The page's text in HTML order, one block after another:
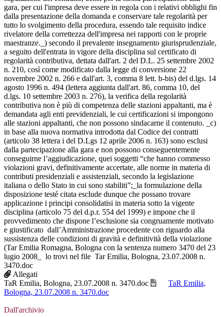
gara, per cui l'impresa deve essere in regola con i relativi obblighi fin
dalla presentazione della domanda e conservare tale regolarità per
tutto lo svolgimento della procedura, essendo tale requisito indice
rivelatore della correttezza dell'impresa nei rapporti con le proprie
maestranze._) secondo il prevalente insegnamento giurisprudenziale,
a seguito dell'entrata in vigore della disciplina sul certificato di
regolarità contributiva, dettata dall'art. 2 del D.L. 25 settembre 2002
n. 210, così come modificato dalla legge di conversione 22
novembre 2002 n. 266 e dall'art. 3, comma 8 lett. b-bis) del d.lgs. 14
agosto 1996 n. 494 (lettera aggiunta dall'art. 86, comma 10, del
d.lgs. 10 settembre 2003 n. 276), la verifica della regolarità
contributiva non è più di competenza delle stazioni appaltanti, ma è
demandata agli enti previdenziali, le cui certificazioni si impongono
alle stazioni appaltanti, che non possono sindacarne il contenuto. _c)
in base alla nuova normativa introdotta dal Codice dei contratti
(articolo 38 lettera i del D.Lgs 12 aprile 2006 n. 163) sono esclusi
dalla partecipazione alla gara e non possono conseguentemente
conseguirne l’aggiudicazione, quei soggetti “che hanno commesso
violazioni gravi, definitivamente accertate, alle norme in materia di
contributi presidenziali e assistenziali, secondo la legislazione
italiana o dello Stato in cui sono stabiliti”;_la formulazione della
disposizione testé citata esclude dunque che possano trovare
applicazione i principi consolidatisi in materia sotto la vigente
disciplina (articolo 75 del d.p.r. 554 del 1999) e impone che il
provvedimento che dispone l’esclusione sia congruamente motivato
e giustificato dall’Amministrazione procedente con riguardo alla
sussistenza delle condizioni di gravità e definitività della violazione
(Tar Emilia Romagna, Bologna con la sentenza numero 3470 del 23
lugio 2008_ lo trovi nel file Tar Emilia, Bologna, 23.07.2008 n.
3470.doc
Allegati
TaR Emilia, Bologna, 23.07.2008 n. 3470.doc
TaR Emilia,
Bologna, 23.07.2008 n. 3470.doc
Dall'archivio